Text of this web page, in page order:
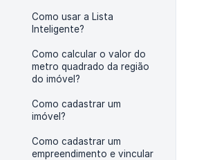
Como usar a Lista
Inteligente?
Como calcular o valor do
metro quadrado da região
do imóvel?
Como cadastrar um
imóvel?
Como cadastrar um
empreendimento e vincular